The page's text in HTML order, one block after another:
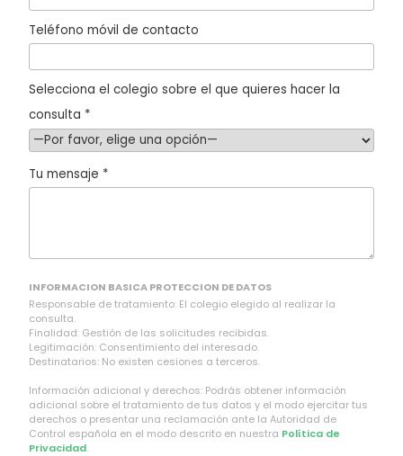
Teléfono móvil de contacto
Selecciona el colegio sobre el que quieres hacer la
consulta *
Tu mensaje *
INFORMACION BASICA PROTECCION DE DATOS
Responsable de tratamiento: El colegio elegido al realizar la
consulta.
Finalidad: Gestión de las solicitudes recibidas.
Legitimación: Consentimiento del interesado.
Destinatarios: No existen cesiones a terceros.
Información adicional y derechos: Podrás obtener información
adicional sobre el tratamiento de tus datos y el modo ejercitar tus
derechos o presentar una reclamación ante la Autoridad de
Control española en el modo descrito en nuestra Política de
Privacidad.